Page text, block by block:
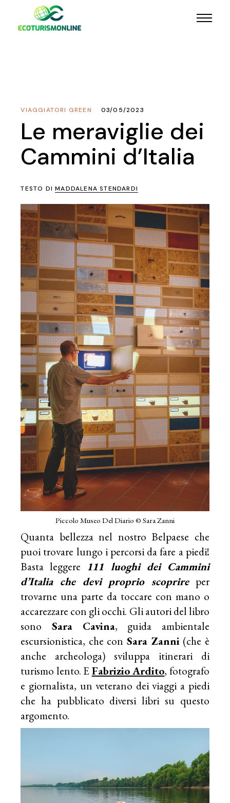
VIAGGIATORI GREEN 03/05/2023
Le meraviglie dei
Cammini d’Italia
TESTO DIMADDALENA STENDARDI
Piccolo Museo Del Diario © Sara Zanni
Quanta bellezza nel nostro Belpaese che
puoi trovare lungo i percorsi da fare a piedi!
Basta leggere 111 luoghi dei Cammini
d’Italia che devi proprio scoprireper
trovarne una parte da toccare con mano o
accarezzare con gli occhi. Gli autori del libro
sono Sara Cavina, guida ambientale
escursionistica, che con Sara Zanni(che è
anche archeologa) sviluppa itinerari di
turismo lento. EFabrizio Ardito, fotografo
e giornalista, un veterano dei viaggi a piedi
che ha pubblicato diversi libri su questo
argomento.